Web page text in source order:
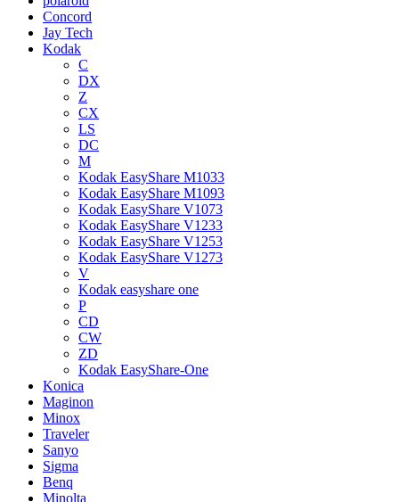
Concord
Jay Tech
Kodak
C
DX
Z
CX
LS
DC
M
Kodak EasyShare M1033
Kodak EasyShare M1093
Kodak EasyShare V1073
Kodak EasyShare V1233
Kodak EasyShare V1253
Kodak EasyShare V1273
V
Kodak easyshare one
P
CD
CW
ZD
Kodak EasyShare-One
Konica
Maginon
Minox
Traveler
Sanyo
Sigma
Benq
Minolta